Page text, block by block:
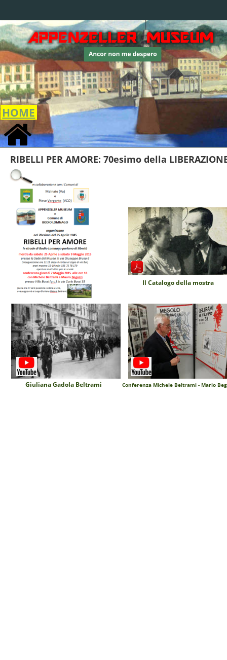
Il Catalogo della mostra
Giuliana Gadola Beltrami Conferenza Michele Beltrami - Mario
RIBELLI PER AMORE: 70esimo della
HOME